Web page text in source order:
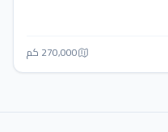
270,000 كم